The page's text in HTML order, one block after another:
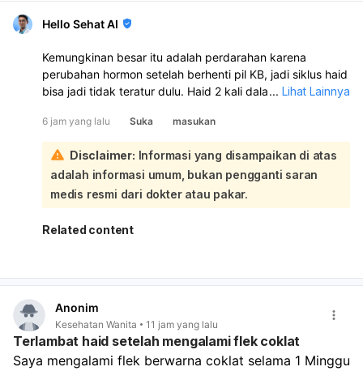
Hello Sehat AI
Kemungkinan besar itu adalah perdarahan karena
perubahan hormon setelah berhenti pil KB, jadi siklus haid
bisa jadi tidak teratur dulu. Haid 2 kali dalam sebulan juga
perdarahannya banyak, nyeri hebat, lemas sekali, atau
berulang terus, sebaiknya periksa ke dokter kandungan:
Karena Anda berhenti minum pil KB pada 5 Agustus, lalu 7
Agustus keluar darah disertai kram, mules, dan lemas, ini
sangat mungkin dipengaruhi oleh perubahan hormon
akibat penghentian pil. Setelah stop pil KB, tubuh
memang bisa butuh waktu untuk menyesuaikan siklus
dalam beberapa hari, kemungkinan masih dalam batas
Jika darah sangat banyak, keluar gumpalan besar,
atau Anda sampai sangat lemas/pusing, perlu segera
diperiksa.
Jika ada kemungkinan hamil, tetap lakukan tes
... Lihat Lainnya
6 jam yang lalu Suka masukan
Disclaimer: Informasi yang disampaikan di atas
adalah informasi umum, bukan pengganti saran
medis resmi dari dokter atau pakar.
Related content
Anonim
Kesehatan Wanita 11 jam yang lalu
Terlambat haid setelah mengalami flek coklat
Saya mengalami flek berwarna coklat selama 1 Minggu